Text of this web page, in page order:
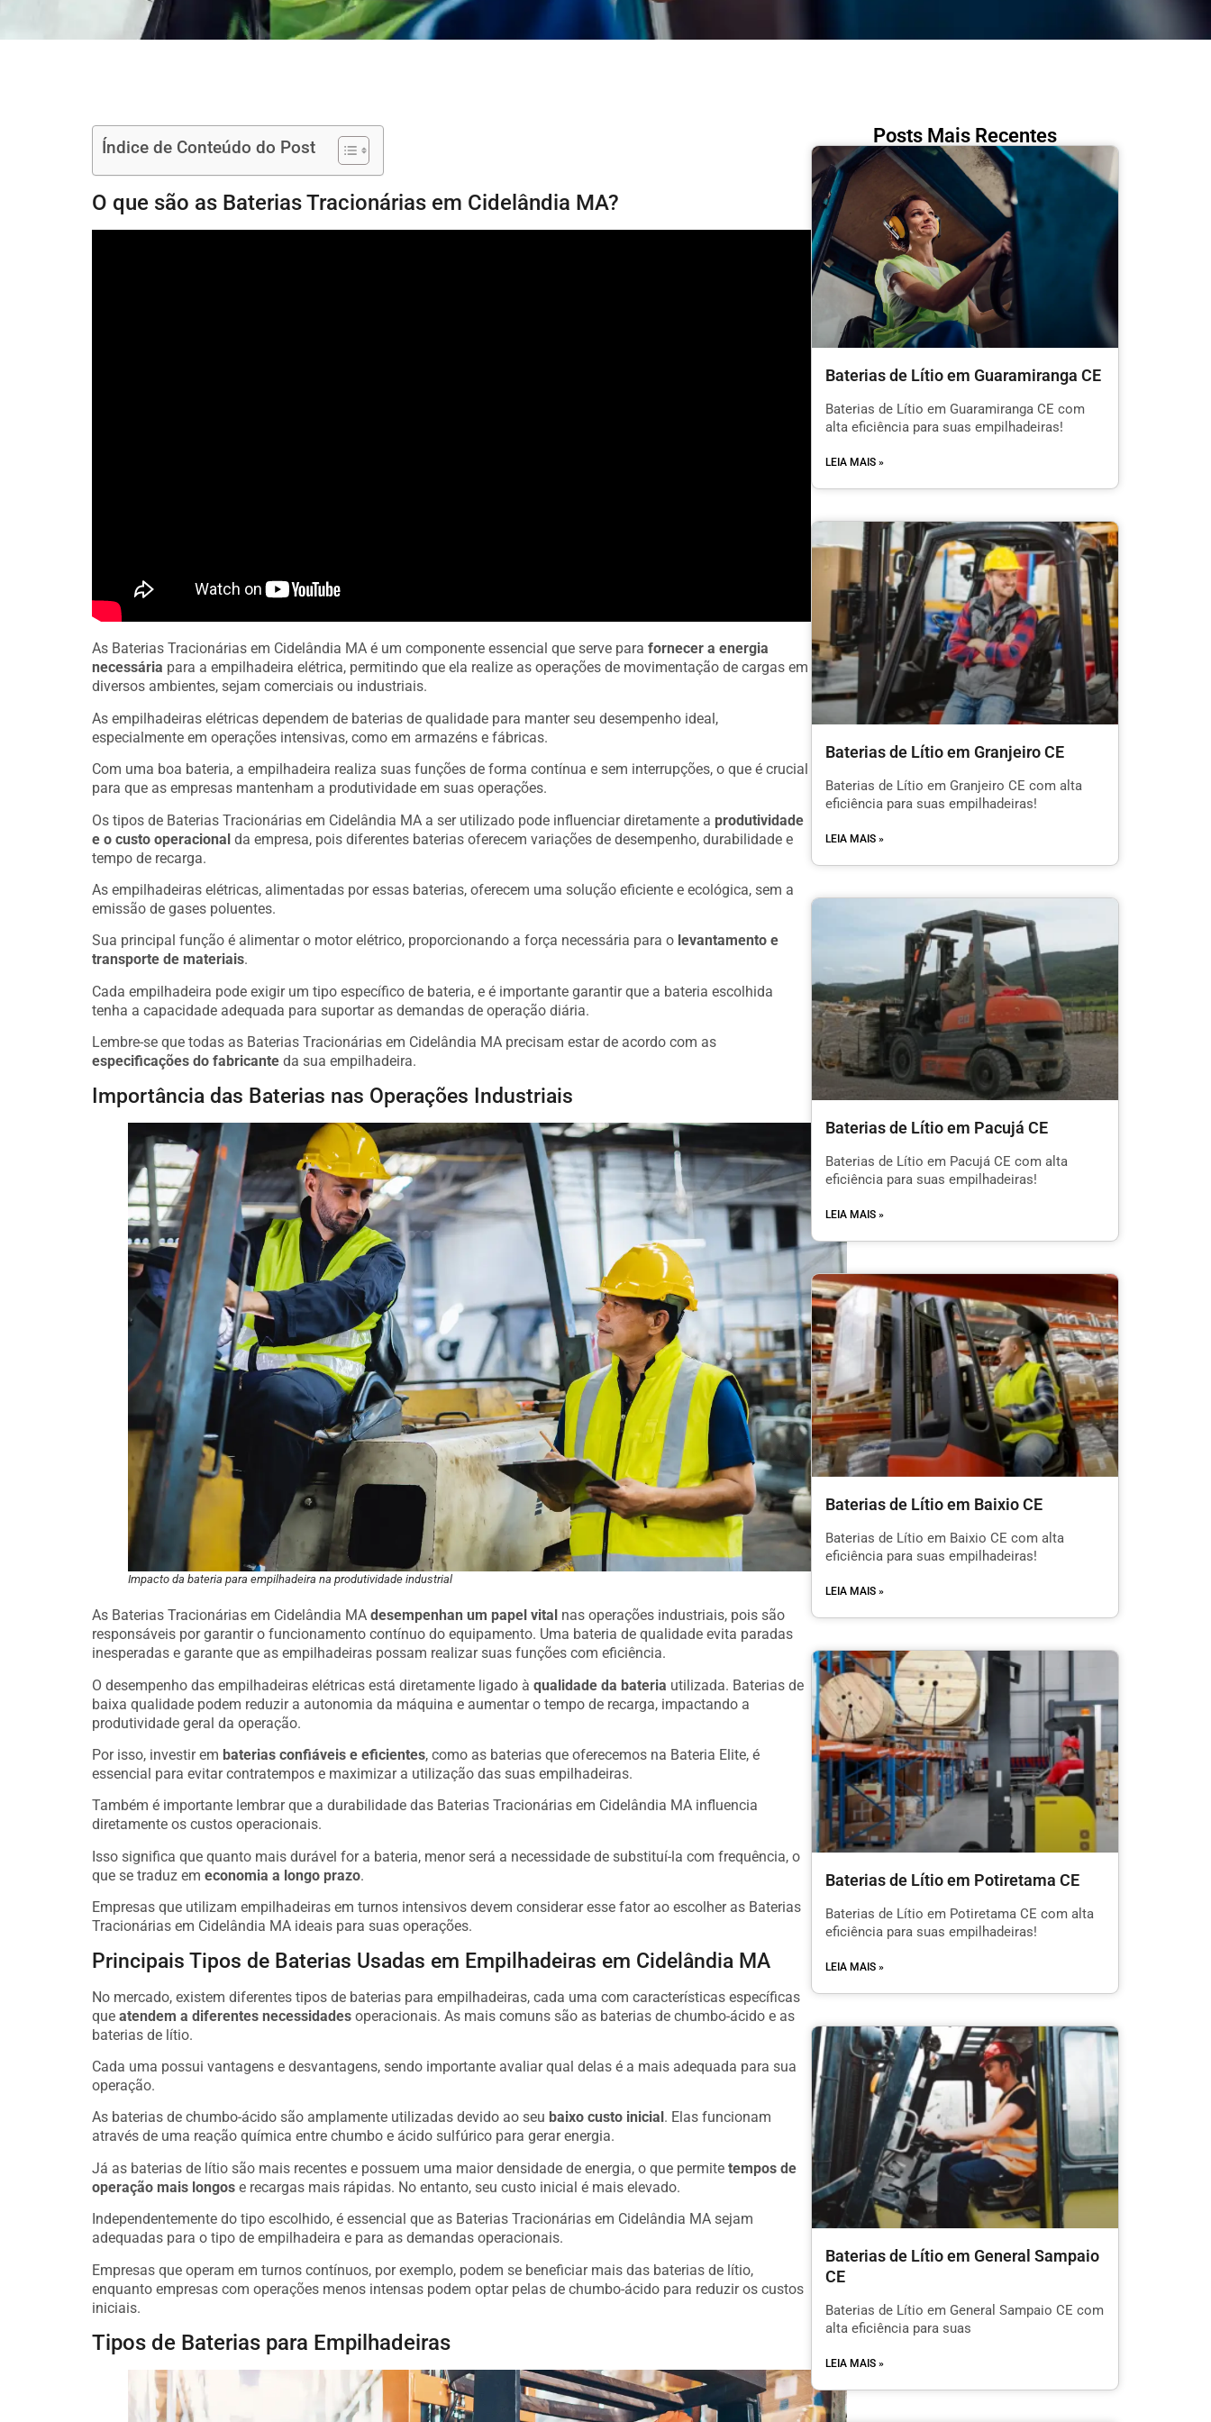
Índice de Conteúdo do Post
O que são as Baterias Tracionárias em Cidelândia MA?
As Baterias Tracionárias em Cidelândia MA é um componente essencial que serve para fornecer a energia
necessária para a empilhadeira elétrica, permitindo que ela realize as operações de movimentação de cargas em
diversos ambientes, sejam comerciais ou industriais.
As empilhadeiras elétricas dependem de baterias de qualidade para manter seu desempenho ideal,
especialmente em operações intensivas, como em armazéns e fábricas.
Com uma boa bateria, a empilhadeira realiza suas funções de forma contínua e sem interrupções, o que é crucial
para que as empresas mantenham a produtividade em suas operações.
Os tipos de Baterias Tracionárias em Cidelândia MA a ser utilizado pode influenciar diretamente a produtividade
e o custo operacional da empresa, pois diferentes baterias oferecem variações de desempenho, durabilidade e
tempo de recarga.
As empilhadeiras elétricas, alimentadas por essas baterias, oferecem uma solução eficiente e ecológica, sem a
emissão de gases poluentes.
Sua principal função é alimentar o motor elétrico, proporcionando a força necessária para o levantamento e
transporte de materiais.
Cada empilhadeira pode exigir um tipo específico de bateria, e é importante garantir que a bateria escolhida
tenha a capacidade adequada para suportar as demandas de operação diária.
Lembre-se que todas as Baterias Tracionárias em Cidelândia MA precisam estar de acordo com as
especificações do fabricante da sua empilhadeira.
Importância das Baterias nas Operações Industriais
Impacto da bateria para empilhadeira na produtividade industrial
As Baterias Tracionárias em Cidelândia MA desempenhan um papel vital nas operações industriais, pois são
responsáveis por garantir o funcionamento contínuo do equipamento. Uma bateria de qualidade evita paradas
inesperadas e garante que as empilhadeiras possam realizar suas funções com eficiência.
O desempenho das empilhadeiras elétricas está diretamente ligado à qualidade da bateria utilizada. Baterias de
baixa qualidade podem reduzir a autonomia da máquina e aumentar o tempo de recarga, impactando a
produtividade geral da operação.
Por isso, investir em baterias confiáveis e eficientes, como as baterias que oferecemos na Bateria Elite, é
essencial para evitar contratempos e maximizar a utilização das suas empilhadeiras.
Também é importante lembrar que a durabilidade das Baterias Tracionárias em Cidelândia MA influencia
diretamente os custos operacionais.
Isso significa que quanto mais durável for a bateria, menor será a necessidade de substituí-la com frequência, o
que se traduz em economia a longo prazo.
Empresas que utilizam empilhadeiras em turnos intensivos devem considerar esse fator ao escolher as Baterias
Tracionárias em Cidelândia MA ideais para suas operações.
Principais Tipos de Baterias Usadas em Empilhadeiras em Cidelândia MA
No mercado, existem diferentes tipos de baterias para empilhadeiras, cada uma com características específicas
que atendem a diferentes necessidades operacionais. As mais comuns são as baterias de chumbo-ácido e as
baterias de lítio.
Cada uma possui vantagens e desvantagens, sendo importante avaliar qual delas é a mais adequada para sua
operação.
As baterias de chumbo-ácido são amplamente utilizadas devido ao seu baixo custo inicial . Elas funcionam
através de uma reação química entre chumbo e ácido sulfúrico para gerar energia.
Já as baterias de lítio são mais recentes e possuem uma maior densidade de energia, o que permite tempos de
operação mais longos e recargas mais rápidas. No entanto, seu custo inicial é mais elevado.
Independentemente do tipo escolhido, é essencial que as Baterias Tracionárias em Cidelândia MA sejam
adequadas para o tipo de empilhadeira e para as demandas operacionais.
Empresas que operam em turnos contínuos, por exemplo, podem se beneficiar mais das baterias de lítio,
enquanto empresas com operações menos intensas podem optar pelas de chumbo-ácido para reduzir os custos
iniciais.
Tipos de Baterias para Empilhadeiras
Posts Mais Recentes
Baterias de Lítio em Guaramiranga CE
Baterias de Lítio em Guaramiranga CE com
alta eficiência para suas empilhadeiras!
LEIA MAIS »
Baterias de Lítio em Granjeiro CE
Baterias de Lítio em Granjeiro CE com alta
eficiência para suas empilhadeiras!
LEIA MAIS »
Baterias de Lítio em Pacujá CE
Baterias de Lítio em Pacujá CE com alta
eficiência para suas empilhadeiras!
LEIA MAIS »
Baterias de Lítio em Baixio CE
Baterias de Lítio em Baixio CE com alta
eficiência para suas empilhadeiras!
LEIA MAIS »
Baterias de Lítio em Potiretama CE
Baterias de Lítio em Potiretama CE com alta
eficiência para suas empilhadeiras!
LEIA MAIS »
Baterias de Lítio em General Sampaio
CE
Baterias de Lítio em General Sampaio CE com
alta eficiência para suas
LEIA MAIS »